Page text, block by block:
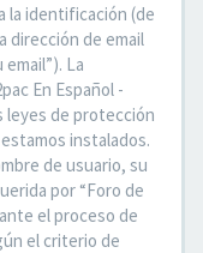
la identificación (de
dirección de email
La
En Español -
leyes de protección
instalados.
de usuario, su
por “Foro de
el proceso de
el criterio de